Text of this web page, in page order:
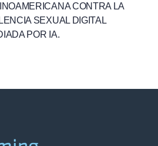
CONTRA LA
SEXUAL DIGITAL
POR IA.